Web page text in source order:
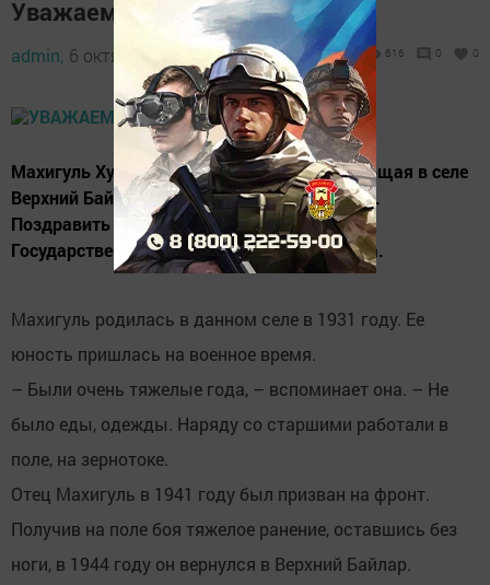
Уважаемый ветеран
admin, 6 октября 2021 - 15:51 616 0 0
Махигуль Хусаиновна Карамова, проживающая в селе
Верхний Байлар, на днях отметила 90-летие.
Поздравить ее с юбилеем приехала депутат
Государственной Думы РТ Альфия Когогина.
Махигуль родилась в данном селе в 1931 году. Ее
юность пришлась на военное время.
– Были очень тяжелые года, – вспоминает она. – Не
было еды, одежды. Наряду со старшими работали в
поле, на зернотоке.
Отец Махигуль в 1941 году был призван на фронт.
Получив на поле боя тяжелое ранение, оставшись без
ноги, в 1944 году он вернулся в Верхний Байлар.